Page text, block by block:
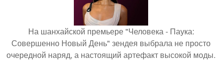
На шанхайской премьере "Человека - Паука:
Совершенно Новый День" зендея выбрала не просто
очередной наряд, а настоящий артефакт высокой моды.